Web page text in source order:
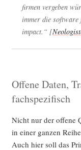
fir­men ver­ge­ben
immer die
impact.“ [
Offene Daten,
fachspezifisch
Nicht nur der offe­ne
in einer gan­zen
Auch hier soll das